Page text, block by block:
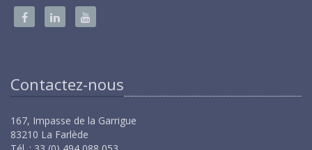
Contactez-nous
167, Impasse de la Garrigue
83210 La Farlède